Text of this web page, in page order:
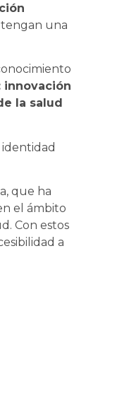
una
innovación
la salud
que ha
el ámbito
Con estos
a